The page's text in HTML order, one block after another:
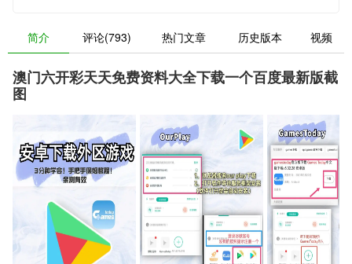
简介 评论(793) 热门文章 历史版本 视频
澳门六开彩天天免费资料大全下载一个百度最新版截
图